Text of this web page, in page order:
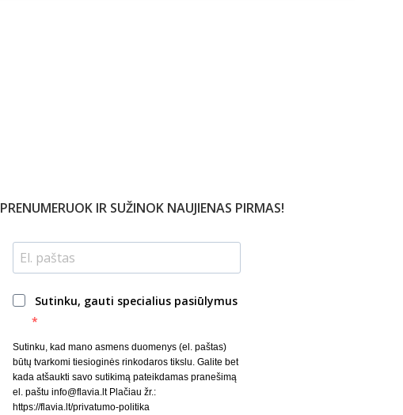
PRENUMERUOK IR SUŽINOK NAUJIENAS PIRMAS!
Sutinku, gauti specialius pasiūlymus
Sutinku, kad mano asmens duomenys (el. paštas)
būtų tvarkomi tiesioginės rinkodaros tikslu. Galite bet
kada atšaukti savo sutikimą pateikdamas pranešimą
el. paštu info@flavia.lt Plačiau žr.:
https://flavia.lt/privatumo-politika